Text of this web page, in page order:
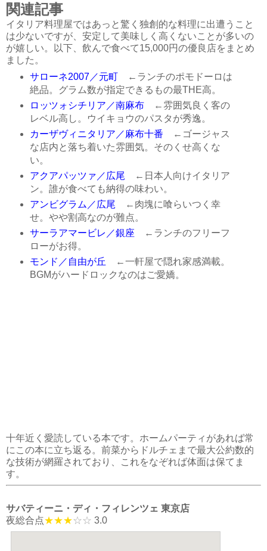
関連記事
イタリア料理屋ではあっと驚く独創的な料理に出遭うこと
は少ないですが、安定して美味しく高くないことが多いの
が嬉しい。以下、飲んで食べて15,000円の優良店をまとめ
ました。
サローネ2007／元町
←ランチのポモドーロは
絶品。グラム数が指定できるもの最THE高。
ロッツォシチリア／南麻布←雰囲気良く客の
レベル高し。ウイキョウのパスタが秀逸。
カーザヴィニタリア／麻布十番 ←ゴージャス
な店内と落ち着いた雰囲気。そのくせ高くな
い。
アクアパッツァ／広尾 ←日本人向けイタリア
ン。誰が食べても納得の味わい。
アンビグラム／広尾 ←肉塊に喰らいつく幸
せ。やや割高なのが難点。
サーラアマービレ／銀座 ←ランチのフリーフ
ローがお得。
モンド／自由が丘 ←一軒屋で隠れ家感満載。
BGMがハードロックなのはご愛嬌。
十年近く愛読している本です。ホームパーティがあれば常
にこの本に立ち返る。前菜からドルチェまで最大公約数的
な技術が網羅されており、これをなぞれば体面は保てま
す。
サバティーニ・ディ・フィレンツェ 東京店
夜総合点★★★☆☆ 3.0